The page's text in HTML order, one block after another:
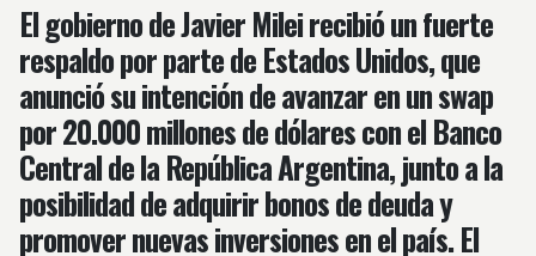
El gobierno de Javier Milei recibió un fuerte
respaldo por parte de Estados Unidos, que
anunció su intención de avanzar en un swap
por 20.000 millones de dólares con el Banco
Central de la República Argentina, junto a la
posibilidad de adquirir bonos de deuda y
promover nuevas inversiones en el país. El